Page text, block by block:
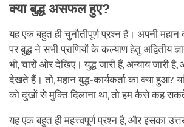
क्या बुद्ध असफल हुए?
यह एक बहुत ही चुनौतीपूर्ण प्रश्न है। अपनी
पर बुद्ध ने सभी प्राणियों के कल्याण हेतु अद्वितीय
भी, चारों ओर देखिए। युद्ध जारी हैं, अन्याय जारी
देखते हैं। तो, महान बुद्ध-कार्यकर्ता का क्या हुआ?
को दुखों से मुक्ति दिलाना था, तो हम कैसे कह
यह एक बहुत ही महत्त्वपूर्ण प्रश्न है, और इसका